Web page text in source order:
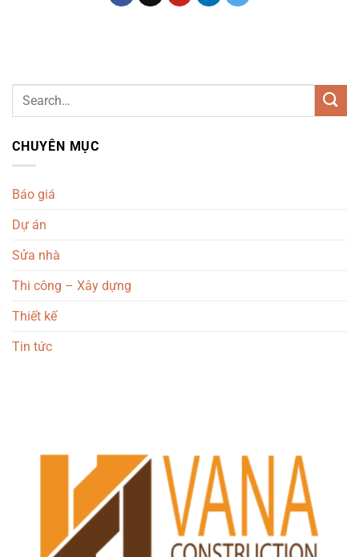
CHUYÊN MỤC
Báo giá
Dự án
Sửa nhà
Thi công – Xây dựng
Thiết kế
Tin tức